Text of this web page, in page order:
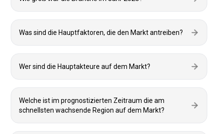
Was sind die Hauptfaktoren, die den Markt antreiben?
Wer sind die Hauptakteure auf dem Markt?
Welche ist im prognostizierten Zeitraum die am
schnellsten wachsende Region auf dem Markt?